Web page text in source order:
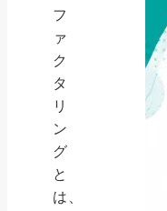
フ
ァ
ク
タ
リ
ン
グ
と
は、